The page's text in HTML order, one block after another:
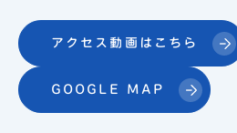
アクセス動画はこちら
GOOGLE MAP